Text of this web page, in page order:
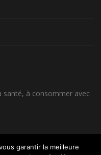
santé, à consommer avec
garantir la meilleure